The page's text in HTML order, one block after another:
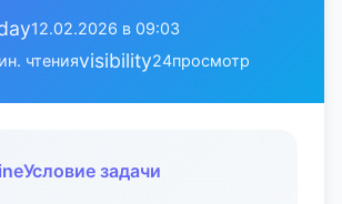
12.02.2026 в 09:03
чтенияvisibility24просмотр
Условие задачи